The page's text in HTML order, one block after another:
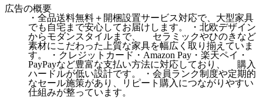
広告の概要
・全品送料無料＋開梱設置サービス対応で、大型家具
でも自宅まで安心してお届けします。 ・北欧デザイン
からモダンスタイルまで、 セラミックやひのきなど
素材にこだわった上質な家具を幅広く取り揃えていま
す。 ・クレジットカード・Amazon Pay・楽天ペイ・
PayPayなど豊富な支払い方法に対応しており、 購入
ハードルが低い設計です。 ・会員ランク制度や定期的
なセール施策があり、リピート購入につながりやすい
仕組みが整っています。